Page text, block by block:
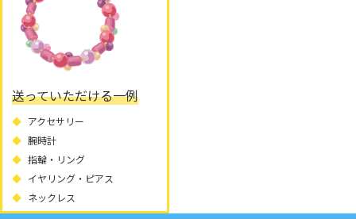
送っていただける一例
アクセサリー
腕時計
指輪・リング
イヤリング・ピアス
ネックレス